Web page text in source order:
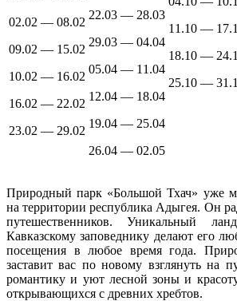
02.02 — 08.02
09.02 — 15.02
10.02 — 16.02
16.02 — 22.02
23.02 — 29.02
22.03 — 28.03
29.03 — 04.04
05.04 — 11.04
12.04 — 18.04
19.04 — 25.04
26.04 — 02.05
11.10 —
18.10 —
25.10 —
Природный парк «Большой Тхач» уже
на территории республика Адыгея. Он
путешественников. Уникальный
Кавказскому заповеднику делают его
посещения в любое время года.
заставит вас по новому взглянуть на
романтику и уют лесной зоны и
открывающихся с древних хребтов.